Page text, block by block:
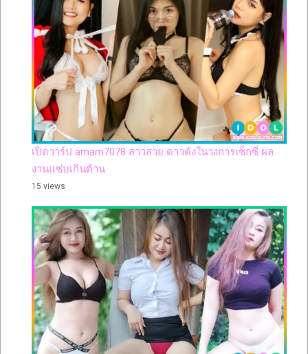
เปิดวาร์ป amam7078 สาวสวย ดาวดังในวงการเซ็กซี่ ผล
งานแซ่บเกินต้าน
15 views